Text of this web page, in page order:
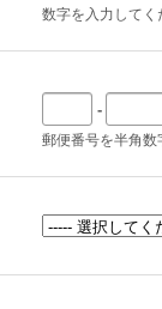
数字を入力してく
-
郵便番号を半角数